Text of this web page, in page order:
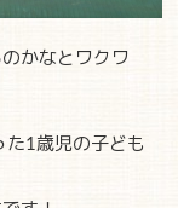
かなとワクワ
た1歳児の子ども